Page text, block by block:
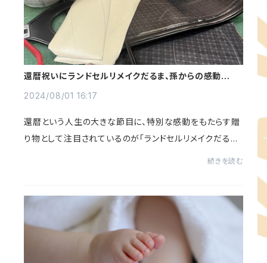
還暦祝いにランドセルリメイクだるま、孫からの感動の贈
2024/08/01 16:17
還暦という人生の大きな節目に、特別な感動をもたらす贈
り物として注目されているのが「ランドセルリメイクだる
ま」です。本記事では、このユニークなアイデアがどのよう
続きを読む